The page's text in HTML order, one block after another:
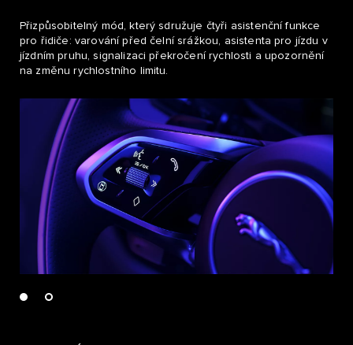
Přizpůsobitelný mód, který sdružuje čtyři asistenční funkce
pro řidiče: varování před čelní srážkou, asistenta pro jízdu v
jízdním pruhu, signalizaci překročení rychlosti a upozornění
na změnu rychlostního limitu.